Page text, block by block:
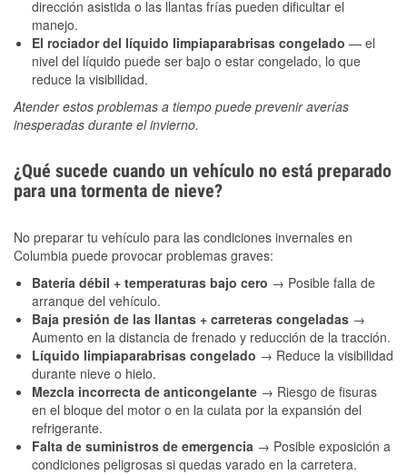
dirección asistida o las llantas frías pueden dificultar el
manejo.
El rociador del líquido limpiaparabrisas congelado — el
nivel del líquido puede ser bajo o estar congelado, lo que
reduce la visibilidad.
Atender estos problemas a tiempo puede prevenir averías
inesperadas durante el invierno.
¿Qué sucede cuando un vehículo no está preparado
para una tormenta de nieve?
No preparar tu vehículo para las condiciones invernales en
Columbia puede provocar problemas graves:
Batería débil + temperaturas bajo cero → Posible falla de
arranque del vehículo.
Baja presión de las llantas + carreteras congeladas →
Aumento en la distancia de frenado y reducción de la tracción.
Líquido limpiaparabrisas congelado → Reduce la visibilidad
durante nieve o hielo.
Mezcla incorrecta de anticongelante → Riesgo de fisuras
en el bloque del motor o en la culata por la expansión del
refrigerante.
Falta de suministros de emergencia → Posible exposición a
condiciones peligrosas si quedas varado en la carretera.